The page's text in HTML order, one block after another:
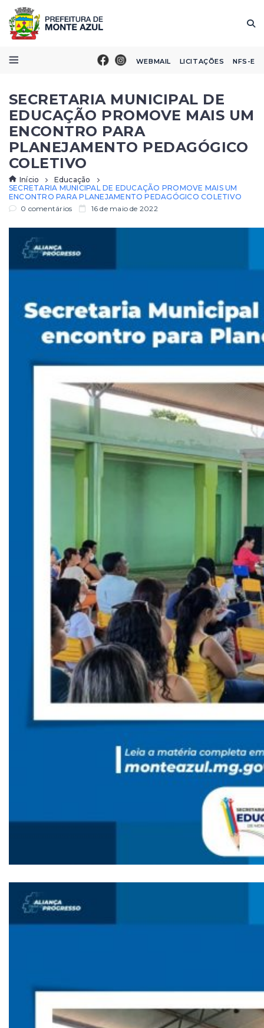
WEBMAIL LICITAÇÕES NFS-E
SECRETARIA MUNICIPAL DE
EDUCAÇÃO PROMOVE MAIS UM
ENCONTRO PARA
PLANEJAMENTO PEDAGÓGICO
COLETIVO
Início
Educação
SECRETARIA MUNICIPAL DE EDUCAÇÃO PROMOVE MAIS UM
ENCONTRO PARA PLANEJAMENTO PEDAGÓGICO COLETIVO
0 comentários
16 de maio de 2022